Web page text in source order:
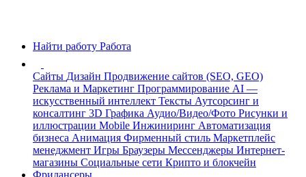
Найти работу Работа
Сайты Дизайн Продвижение сайтов (SEO, GEO)
Реклама и Маркетинг Программирование AI —
искусственный интеллект Тексты Аутсорсинг и
консалтинг 3D Графика Аудио/Видео/Фото Рисунки и
иллюстрации Mobile Инжиниринг Автоматизация
бизнеса Анимация Фирменный стиль Маркетплейс
менеджмент Игры Браузеры Мессенджеры Интернет-
магазины Социальные сети Крипто и блокчейн
Фрилансеры